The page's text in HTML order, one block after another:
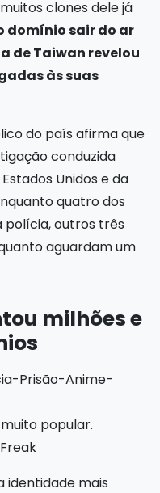
clones dele já
domínio sair do ar
de Taiwan revelou
às suas
do país afirma que
conduzida
Unidos e da
quatro dos
polícia, outros três
aguardam um
milhões e
popular.
identidade mais